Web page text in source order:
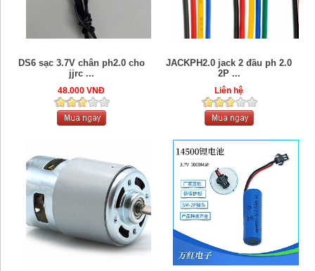
DS6 sạc 3.7V chân ph2.0 cho
jjrc ...
48.000 VNĐ
JACKPH2.0 jack 2 đầu ph 2.0
2P ...
Liên hệ